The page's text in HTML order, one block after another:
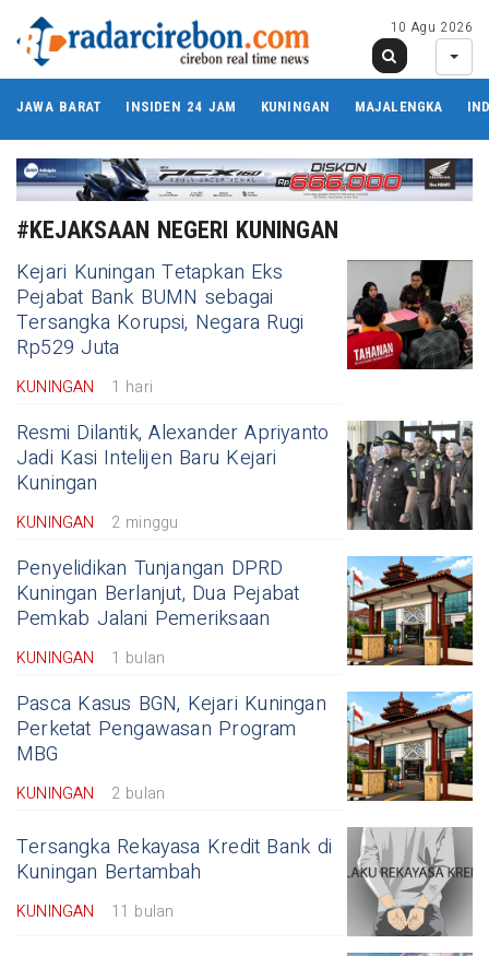
10 Agu 2026
JAWA BARAT INSIDEN 24 JAM KUNINGAN MAJALENGKA
#KEJAKSAAN NEGERI KUNINGAN
Kejari Kuningan Tetapkan Eks
Pejabat Bank BUMN sebagai
Tersangka Korupsi, Negara Rugi
Rp529 Juta
KUNINGAN 1 hari
Resmi Dilantik, Alexander Apriyanto
Jadi Kasi Intelijen Baru Kejari
Kuningan
KUNINGAN 2 minggu
Penyelidikan Tunjangan DPRD
Kuningan Berlanjut, Dua Pejabat
Pemkab Jalani Pemeriksaan
KUNINGAN 1 bulan
Pasca Kasus BGN, Kejari Kuningan
Perketat Pengawasan Program
MBG
KUNINGAN 2 bulan
Tersangka Rekayasa Kredit Bank di
Kuningan Bertambah
KUNINGAN 11 bulan